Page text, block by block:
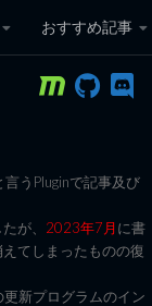
おすすめ記事
ンピ
言うPluginで記事及び
が、 2023年7月に書
てしまったものの復
新プログラムのイン